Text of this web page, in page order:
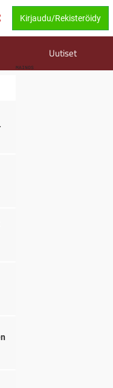
Kirjaudu/Rekisteröidy
Uutiset
MAINOS